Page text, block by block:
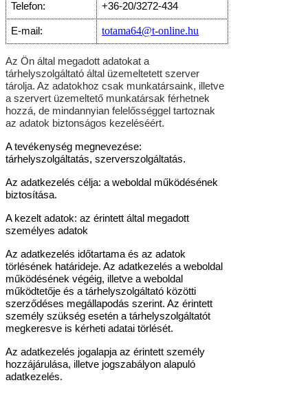
Telefon: +36-20/3272-434
E-mail: totama64@t-online.hu
Az Ön által megadott adatokat a
tárhelyszolgáltató által üzemeltetett szerver
tárolja. Az adatokhoz csak munkatársaink, illetve
a szervert üzemeltető munkatársak férhetnek
hozzá, de mindannyian felelősséggel tartoznak
az adatok biztonságos kezeléséért.
A tevékenység megnevezése:
tárhelyszolgáltatás, szerverszolgáltatás.
Az adatkezelés célja: a weboldal működésének
biztosítása.
A kezelt adatok: az érintett által megadott
személyes adatok
Az adatkezelés időtartama és az adatok
törlésének határideje. Az adatkezelés a weboldal
működésének végéig, illetve a weboldal
működtetője és a tárhelyszolgáltató közötti
szerződéses megállapodás szerint. Az érintett
személy szükség esetén a tárhelyszolgáltatót
megkeresve is kérheti adatai törlését.
Az adatkezelés jogalapja az érintett személy
hozzájárulása, illetve jogszabályon alapuló
adatkezelés.